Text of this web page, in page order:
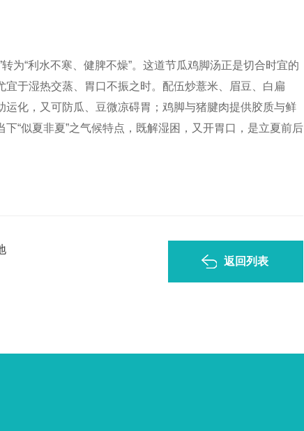
为“利水不寒、健脾不燥”。这道节瓜鸡脚汤正是切合时宜的
于湿热交蒸、胃口不振之时。配伍炒薏米、眉豆、白扁
化，又可防瓜、豆微凉碍胃；鸡脚与猪腱肉提供胶质与鲜
“似夏非夏”之气候特点，既解湿困，又开胃口，是立夏前后
返回列表